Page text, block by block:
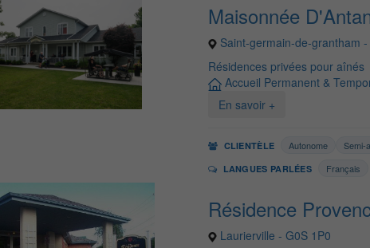
Maisonnée
Saint-germain-de-grantham -
Résidences privées pour aînés
Accueil Permanent &
En savoir +
CLIENTÈLE Autonome Semi-
LANGUES PARLÉES Français
Résidence
Laurierville - G0S 1P0